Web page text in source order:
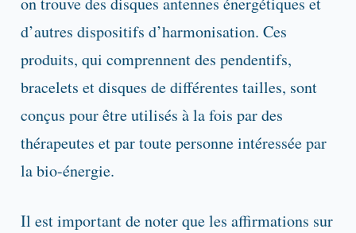
d’autres dispositifs d’harmonisation. Ces
produits, qui comprennent des pendentifs,
bracelets et disques de différentes tailles, sont
conçus pour être utilisés à la fois par des
thérapeutes et par toute personne intéressée par
la bio-énergie.
Il est important de noter que les affirmations sur